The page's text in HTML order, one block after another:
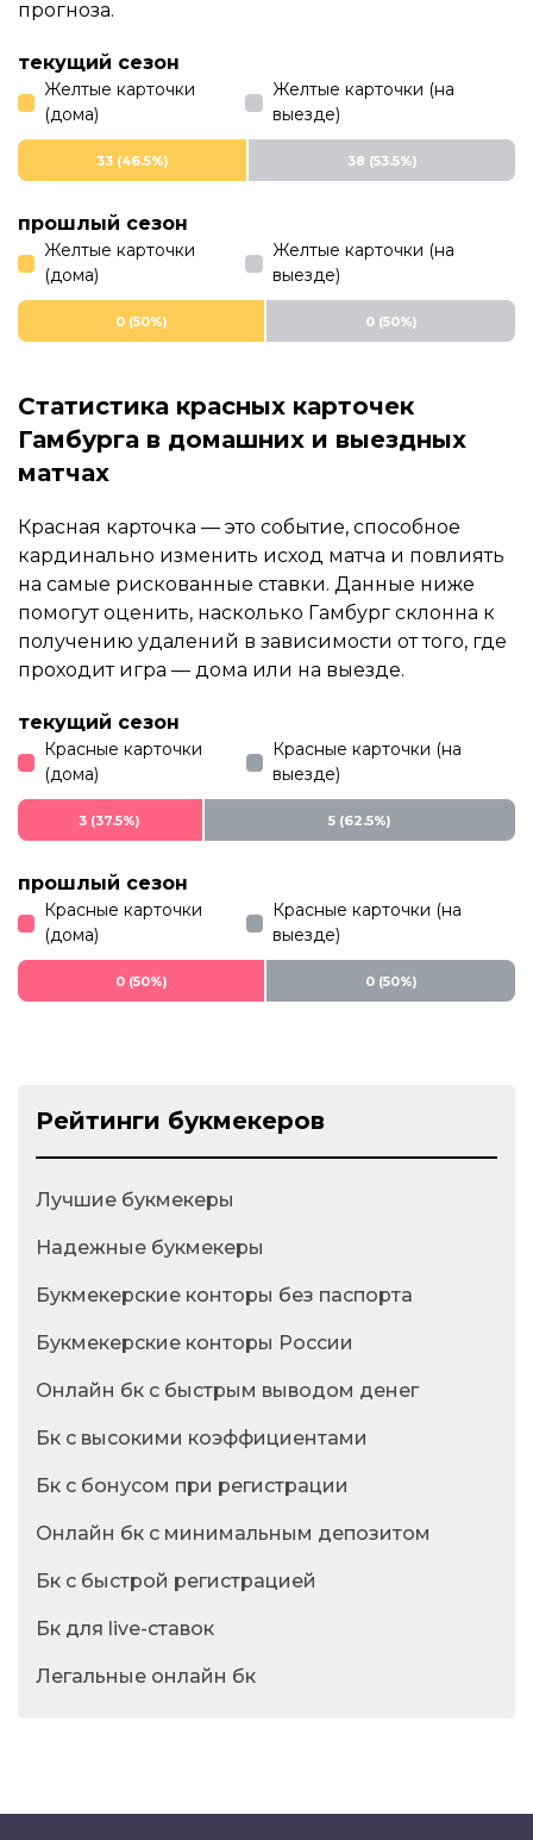
прогноза.
текущий сезон
Желтые карточки
(дома)
Желтые карточки (на
выезде)
33 (46.5%) 38 (53.5%)
прошлый сезон
Желтые карточки
(дома)
Желтые карточки (на
выезде)
0 (50%) 0 (50%)
Статистика красных карточек
Гамбурга в домашних и выездных
матчах
Красная карточка — это событие, способное
кардинально изменить исход матча и повлиять
на самые рискованные ставки. Данные ниже
помогут оценить, насколько Гамбург склонна к
получению удалений в зависимости от того, где
проходит игра — дома или на выезде.
текущий сезон
Красные карточки
(дома)
Красные карточки (на
выезде)
3 (37.5%) 5 (62.5%)
прошлый сезон
Красные карточки
(дома)
Красные карточки (на
выезде)
0 (50%) 0 (50%)
Рейтинги букмекеров
Лучшие букмекеры
Надежные букмекеры
Букмекерские конторы без паспорта
Букмекерские конторы России
Онлайн бк с быстрым выводом денег
Бк с высокими коэффициентами
Бк с бонусом при регистрации
Онлайн бк с минимальным депозитом
Бк с быстрой регистрацией
Бк для live-ставок
Легальные онлайн бк